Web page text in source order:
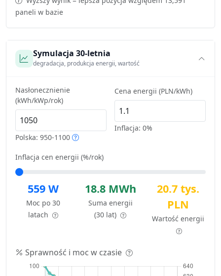
paneli w bazie
Symulacja 30-letnia
degradacja, produkcja energii, wartość
Nasłonecznienie
(kWh/kWp/rok)
Polska: 950-1100
Cena energii (PLN/kWh)
Inflacja: 0%
Inflacja cen energii (%/rok)
559 W
Moc po 30
latach
18.8 MWh
Suma energii
(30 lat)
20.7 tys.
PLN
Wartość energii
Sprawność i moc w czasie